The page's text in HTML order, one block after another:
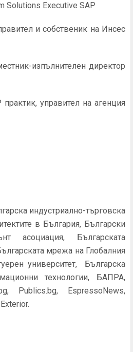
Solutions Executive SAP
и собственик на Инсес
изпълнителен директор
управител на агенция
индустриално-търговска
в България, Български
асоциация, Българската
мрежа на Глобалния
университет, Българска
технологии, БАПРА,
Publics.bg, EspressoNews,